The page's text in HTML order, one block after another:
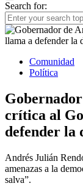
Search for:
Comunidad
Política
crítica al
defender la
Andrés Julián
amenazas a la
salva”.